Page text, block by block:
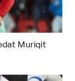
Muriqit